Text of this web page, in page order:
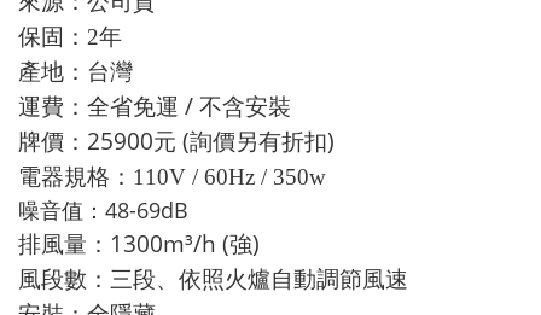
保固：2年
產地：台灣
運費：全省免運 / 不含安裝
牌價：25900元 (詢價另有折扣)
電器規格：110V / 60Hz / 350w
噪音值：48-69dB
排風量： 1300m³/h (強)
風段數：三段、 依照火爐自動調節風速